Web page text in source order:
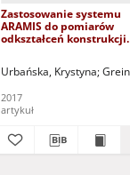
Zastosowanie systemu
ARAMIS do pomiarów
odkształceń konstrukcji
measurement of
Urbańska, Krystyna
2017
artykuł